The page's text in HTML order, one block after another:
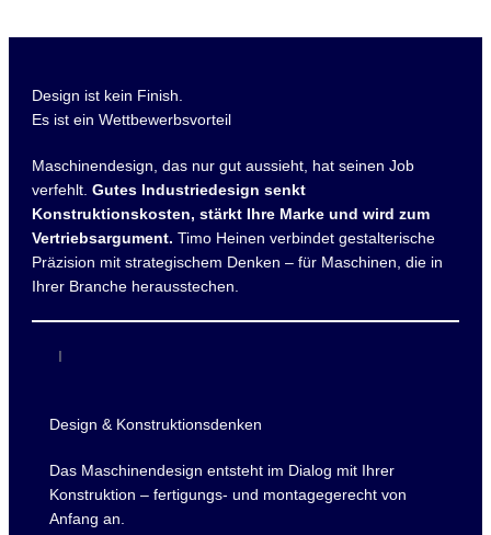
Design ist kein Finish.
Es ist ein Wettbewerbsvorteil
Maschinendesign, das nur gut aussieht, hat seinen Job
verfehlt. Gutes Industriedesign senkt
Konstruktionskosten, stärkt Ihre Marke und wird zum
Vertriebsargument. Timo Heinen verbindet gestalterische
Präzision mit strategischem Denken – für Maschinen, die in
Ihrer Branche herausstechen.
I
Design & Konstruktionsdenken
Das Maschinendesign entsteht im Dialog mit Ihrer
Konstruktion – fertigungs- und montagegerecht von
Anfang an.